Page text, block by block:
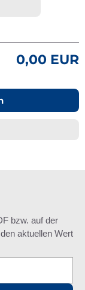
0,00 EUR
bzw. auf der
aktuellen Wert